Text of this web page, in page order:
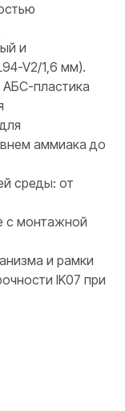
и
V2/1,6 мм).
АБС-пластика
аммиака до
среды: от
с монтажной
и рамки
IK07 при